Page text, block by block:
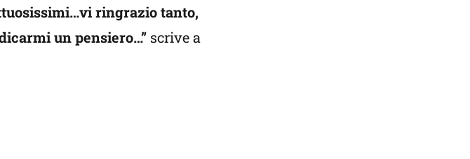
ringrazio tanto,
un pensiero…” scrive a